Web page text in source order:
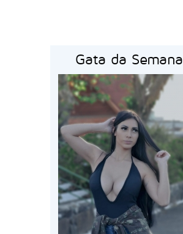
Gata da Semana